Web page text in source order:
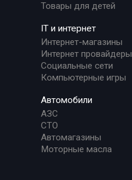
Товары для детей
IT и интернет
Интернет-магазины
Интернет провайдеры
Социальные сети
Компьютерные игры
Автомобили
АЗС
СТО
Автомагазины
Моторные масла